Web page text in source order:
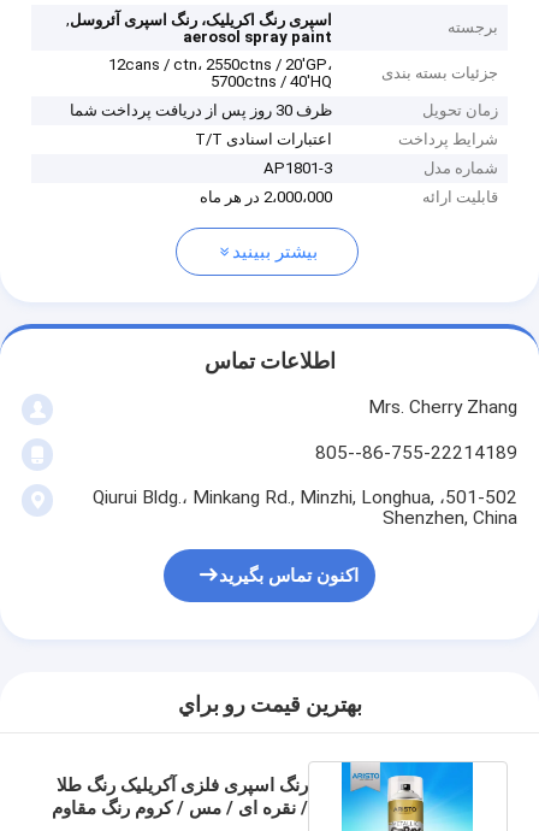
برجسته اسپری رنگ اکریلیک، رنگ اسپری آئروسل,
aerosol spray paint
جزئیات بسته بندی
12cans / ctn، 2550ctns / 20'GP،
5700ctns / 40'HQ
زمان تحویل
ظرف 30 روز پس از دریافت پرداخت شما
شرایط پرداخت
اعتبارات اسنادی T/T
شماره مدل
AP1801-3
قابلیت ارائه
2،000،000 در هر ماه
بیشتر ببینید
اطلاعات تماس
Mrs. Cherry Zhang
86-755-22214189--805
501-502، Qiurui Bldg.، Minkang Rd., Minzhi, Longhua,
Shenzhen, China
اکنون تماس بگیرید
بهترين قيمت رو براي
رنگ اسپری فلزی آکریلیک رنگ طلا
/ نقره ای / مس / کروم رنگ مقاوم